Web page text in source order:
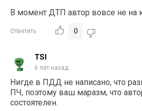
В момент ДТП автор вовсе не на
Ответить 0
TSI
6 лет назад
Нигде в ПДД не написано, что
ПЧ, поэтому ваш маразм, что
состоятелен.